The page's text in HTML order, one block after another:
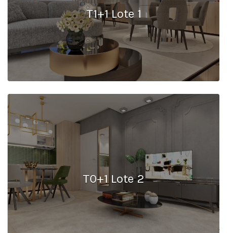
T1+1 Lote 1
T0+1 Lote 2